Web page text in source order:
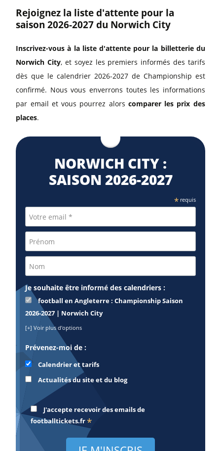
Rejoignez la liste d'attente pour la
saison 2026-2027 du Norwich City
Inscrivez-vous à la liste d'attente pour la billetterie du
Norwich City, et soyez les premiers informés des tarifs
dès que le calendrier 2026-2027 de Championship est
confirmé. Nous vous enverrons toutes les informations
par email et vous pourrez alors comparer les prix des
places.
NORWICH CITY :
SAISON 2026⁠-2027
*requis
Je souhaite être informé des calendriers :
football en Angleterre : Championship Saison
2026-2027 | Norwich City
[+] Voir plus d'options
Prévenez-moi de :
Calendrier et tarifs
Actualités du site et du blog
J'accepte recevoir des emails de
footballtickets.fr *